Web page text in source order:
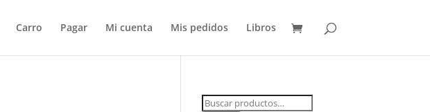
Carro Pagar Mi cuenta Mis pedidos Libros
Buscar